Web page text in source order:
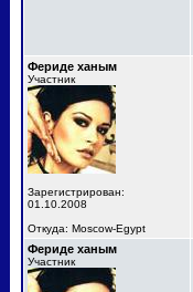
Фериде ханым
Участник
Зарегистрирован:
01.10.2008
Откуда: Moscow-Egypt
Фериде ханым
Участник